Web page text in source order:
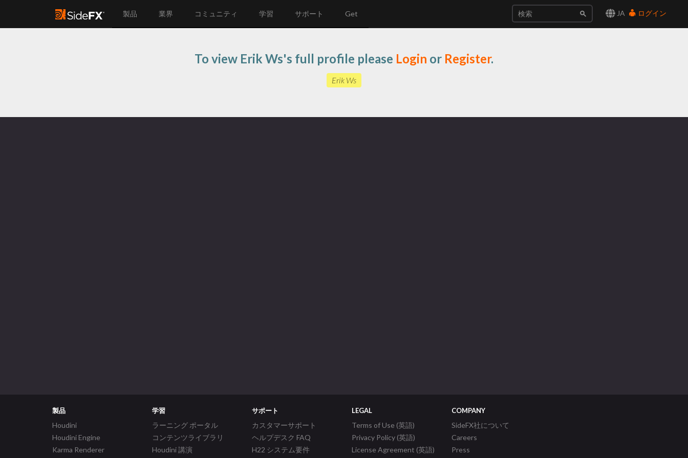
JA ログイン
製品 業界 コミュニティ 学習 サポート Get
To view Erik Ws's full profile please Login or Register.
Erik Ws
製品
Houdini
Houdini Engine
Karma Renderer
学習
ラーニング ポータル
コンテンツライブラリ
Houdini 講演
サポート
カスタマーサポート
ヘルプデスク FAQ
H22 システム要件
LEGAL
Terms of Use (英語)
Privacy Policy (英語)
License Agreement (英語)
COMPANY
SideFX社について
Careers
Press